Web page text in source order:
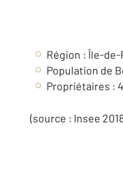
Région : Île-de-
Population de
Propriétaires :
(source : Insee